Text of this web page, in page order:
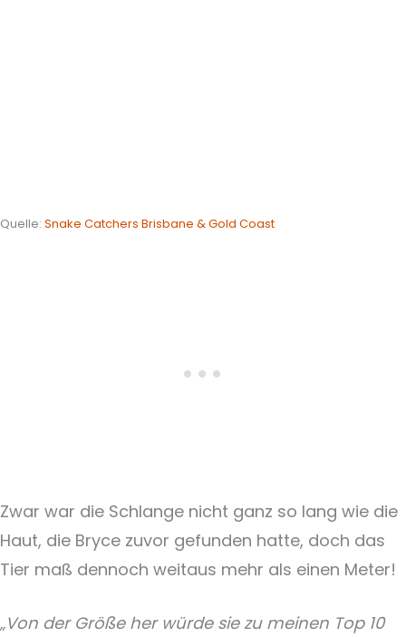
Quelle: Snake Catchers Brisbane & Gold Coast
Zwar war die Schlange nicht ganz so lang wie die
Haut, die Bryce zuvor gefunden hatte, doch das
Tier maß dennoch weitaus mehr als einen Meter!
„Von der Größe her würde sie zu meinen Top 10